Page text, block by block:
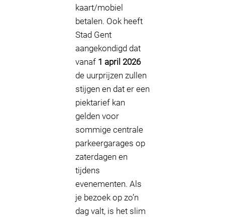
kaart/mobiel
betalen. Ook heeft
Stad Gent
aangekondigd dat
vanaf 1 april 2026
de uurprijzen zullen
stijgen en dat er een
piektarief kan
gelden voor
sommige centrale
parkeergarages op
zaterdagen en
tijdens
evenementen. Als
je bezoek op zo’n
dag valt, is het slim